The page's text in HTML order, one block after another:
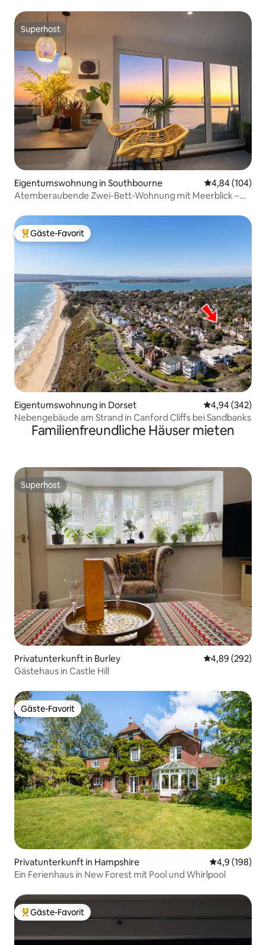
Superhost
Superhost
Eigentumswohnung in Southbourne
4,84 (104)
Atemberaubende Zwei-Bett-Wohnung mit Meerblick –
Beliebter Gäste-Favorit.
Gäste-Favorit
Eigentumswohnung in Dorset
4,94 (342)
Nebengebäude am Strand in Canford Cliffs bei Sandbanks
Familienfreundliche Häuser mieten
Superhost
Superhost
Privatunterkunft in Burley
4,89 (292)
Gästehaus in Castle Hill
Gäste-Favorit
Gäste-Favorit
Privatunterkunft in Hampshire
4,9 (198)
Ein Ferienhaus in New Forest mit Pool und Whirlpool
Beliebter Gäste-Favorit.
Gäste-Favorit